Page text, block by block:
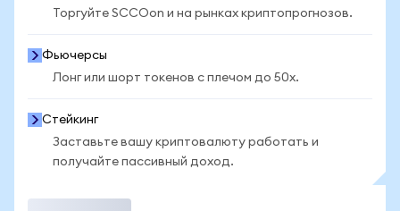
Торгуйте SCCOon и на рынках криптопрогнозов.
Фьючерсы
Лонг или шорт токенов с плечом до 50x.
Стейкинг
Заставьте вашу криптовалюту работать и
получайте пассивный доход.